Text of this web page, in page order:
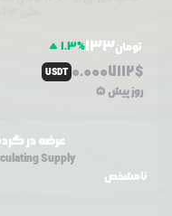
1.3%133تومان
USDT 0.0007112$
5 روز پیش
عرضه در
Supply
نامشخص